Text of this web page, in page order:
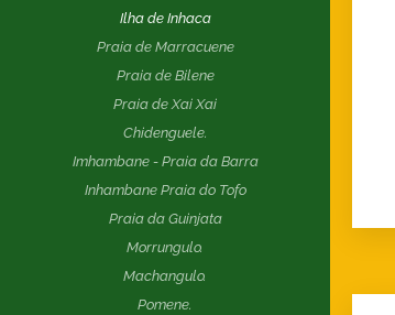
Ilha de Inhaca
Praia de Marracuene
Praia de Bilene
Praia de Xai Xai
Chidenguele.
Imhambane - Praia da Barra
Inhambane Praia do Tofo
Praia da Guinjata
Morrungulo.
Machangulo.
Pomene.